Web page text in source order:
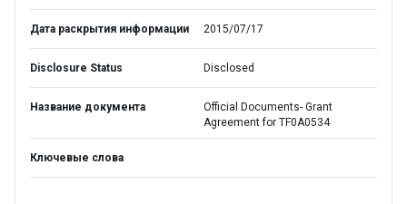
Дата раскрытия информации 2015/07/17
Disclosure Status Disclosed
Название документа
Official Documents- Grant
Agreement for TF0A0534
Ключевые слова